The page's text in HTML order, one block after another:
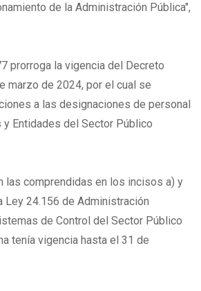
de la Administración Pública",
prorroga la vigencia del Decreto
marzo de 2024, por el cual se
a las designaciones de personal
Entidades del Sector Público
las comprendidas en los incisos a) y
Ley 24.156 de Administración
de Control del Sector Público
tenía vigencia hasta el 31 de